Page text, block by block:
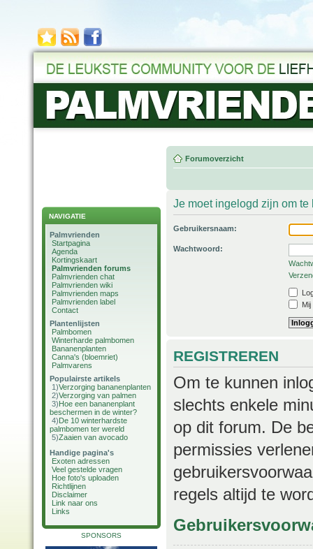
NAVIGATIE
Palmvrienden
Startpagina
Agenda
Kortingskaart
Palmvrienden forums
Palmvrienden chat
Palmvrienden wiki
Palmvrienden maps
Palmvrienden label
Contact
Plantenlijsten
Palmbomen
Winterharde palmbomen
Bananenplanten
Canna's (bloemriet)
Palmvarens
Populairste artikels
1)Verzorging bananenplanten
2)Verzorging van palmen
3)Hoe een bananenplant
beschermen in de winter?
4)De 10 winterhardste
palmbomen ter wereld
5)Zaaien van avocado
Handige pagina's
Exoten adressen
Veel gestelde vragen
Hoe foto's uploaden
Richtlijnen
Disclaimer
Link naar ons
Links
SPONSORS
Forumoverzicht
Je moet ingelogd zijn om
Gebruikersnaam:
Wachtwoord:
REGISTREREN
Om te kunnen
slechts enkele
op dit forum. De
permissies
regels altijd te